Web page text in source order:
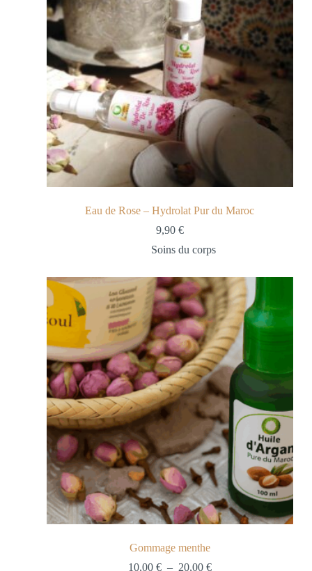
Eau de Rose – Hydrolat Pur du Maroc
9,90 €
Soins du corps
Gommage menthe
10,00 € – 20,00 €